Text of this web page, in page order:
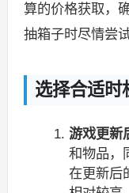
算的价格获取，
抽箱子时尽情尝试
选择合适时
游戏更新
和物品，
在更新后